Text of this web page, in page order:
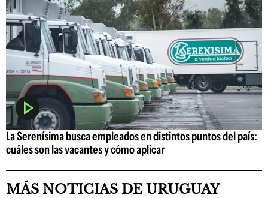
La Serenísima busca empleados en distintos puntos del país:
cuáles son las vacantes y cómo aplicar
MÁS NOTICIAS DE URUGUAY